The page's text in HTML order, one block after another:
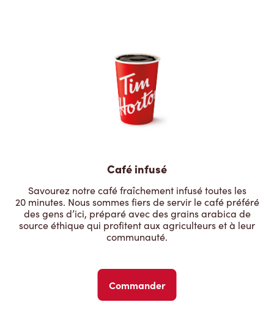
Café infusé
Savourez notre café fraîchement infusé toutes les
20 minutes. Nous sommes fiers de servir le café préféré
des gens d’ici, préparé avec des grains arabica de
source éthique qui profitent aux agriculteurs et à leur
communauté.
Commander